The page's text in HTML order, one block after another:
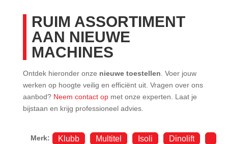
RUIM ASSORTIMENT
AAN NIEUWE
MACHINES
Ontdek hieronder onze nieuwe toestellen . Voer jouw
werken op hoogte veilig en efficiënt uit. Vragen over ons
aanbod? Neem contact opmet onze experten. Laat je
bijstaan en krijg professioneel advies.
Merk: Klubb Multitel Isoli Dinolift